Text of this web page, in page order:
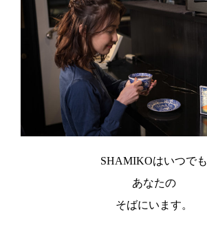
SHAMIKOはいつでも
あなたの
そばにいます。